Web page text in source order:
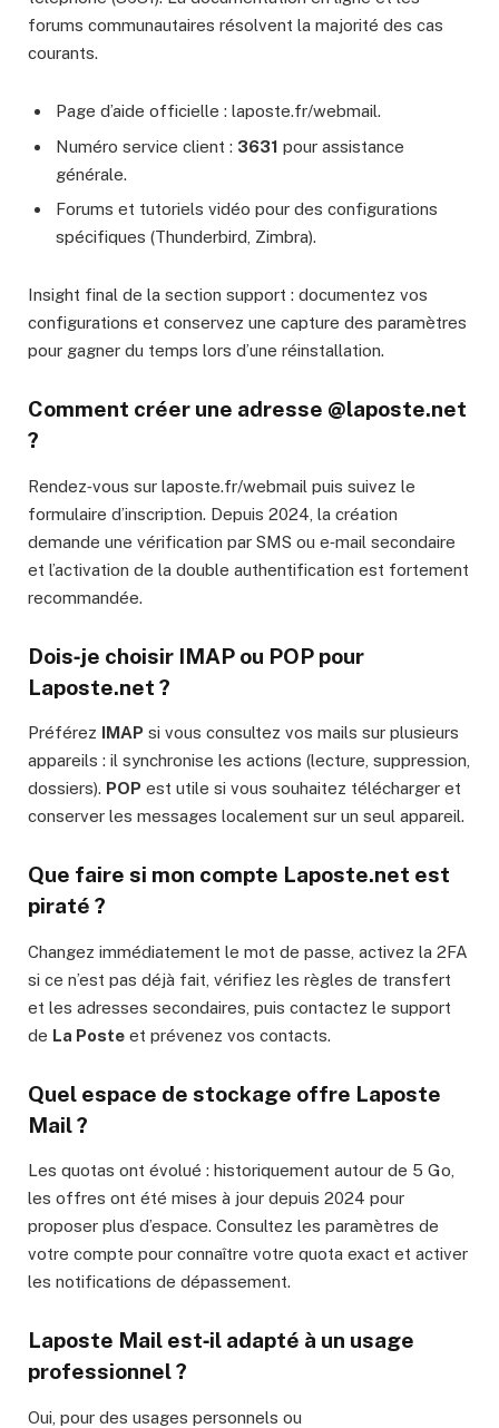
forums communautaires résolvent la majorité des cas
courants.
Page d’aide officielle : laposte.fr/webmail.
Numéro service client : 3631 pour assistance
générale.
Forums et tutoriels vidéo pour des configurations
spécifiques (Thunderbird, Zimbra).
Insight final de la section support : documentez vos
configurations et conservez une capture des paramètres
pour gagner du temps lors d’une réinstallation.
Comment créer une adresse @laposte.net
?
Rendez‑vous sur laposte.fr/webmail puis suivez le
formulaire d’inscription. Depuis 2024, la création
demande une vérification par SMS ou e‑mail secondaire
et l’activation de la double authentification est fortement
recommandée.
Dois‑je choisir IMAP ou POP pour
Laposte.net ?
Préférez IMAP si vous consultez vos mails sur plusieurs
appareils : il synchronise les actions (lecture, suppression,
dossiers). POP est utile si vous souhaitez télécharger et
conserver les messages localement sur un seul appareil.
Que faire si mon compte Laposte.net est
piraté ?
Changez immédiatement le mot de passe, activez la 2FA
si ce n’est pas déjà fait, vérifiez les règles de transfert
et les adresses secondaires, puis contactez le support
de La Poste et prévenez vos contacts.
Quel espace de stockage offre Laposte
Mail ?
Les quotas ont évolué : historiquement autour de 5 Go,
les offres ont été mises à jour depuis 2024 pour
proposer plus d’espace. Consultez les paramètres de
votre compte pour connaître votre quota exact et activer
les notifications de dépassement.
Laposte Mail est‑il adapté à un usage
professionnel ?
Oui, pour des usages personnels ou